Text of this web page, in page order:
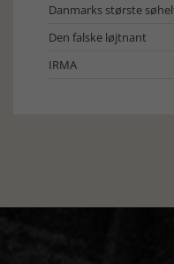
Danmarks største
Den falske løjtnant
IRMA